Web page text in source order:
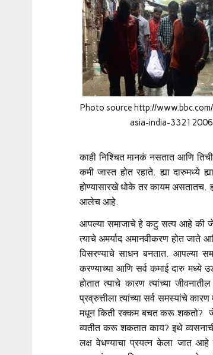
Photo source http://
asia-india-33212006
काही निश्चित मानकं नसतात आणि तिची
कमी जास्त होत रहाते. ह्या दारुमध्ये
होण्यासारखे धोके तर कायम असतातच.
आलेच आहे.
आपल्या समाजाचे हे कटु सत्य आहे की
त्याचे अमर्याद अमानवीकरण होत जाते
विसरण्याचे साधन बनतात. आपल्या
करण्याच्या आणि सर्व कमाई दारु मध्ये
होतात त्याचे कारण त्यांच्या
प्रव्रुत्तीला त्यांच्या सर्व समस्यांचे
मधून किती रक्कम बचत करू शकतो?
व्यतीत करू शकतात काय? इथे
लक्ष वेधण्याचा प्रयत्न केला जात आहे